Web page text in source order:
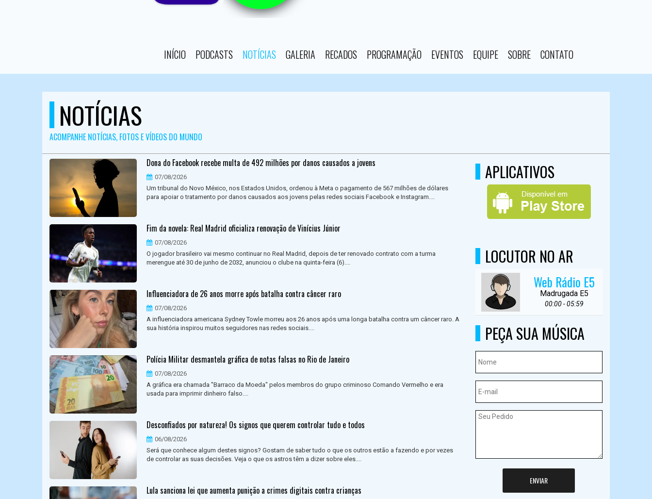
INÍCIO PODCASTS NOTÍCIAS GALERIA RECADOS PROGRAMAÇÃO EVENTOS EQUIPE SOBRE CONTATO
NOTÍCIAS
ACOMPANHE NOTÍCIAS, FOTOS E VÍDEOS DO MUNDO
Dona do Facebook recebe multa de 492 milhões por danos causados a jovens
07/08/2026
Um tribunal do Novo México, nos Estados Unidos, ordenou à Meta o pagamento de 567 milhões de dólares
para apoiar o tratamento por danos causados aos jovens pelas redes sociais Facebook e Instagram....
Fim da novela: Real Madrid oficializa renovação de Vinícius Júnior
07/08/2026
O jogador brasileiro vai mesmo continuar no Real Madrid, depois de ter renovado contrato com a turma
merengue até 30 de junho de 2032, anunciou o clube na quinta-feira (6)....
Influenciadora de 26 anos morre após batalha contra câncer raro
07/08/2026
A influenciadora americana Sydney Towle morreu aos 26 anos após uma longa batalha contra um câncer raro. A
sua história inspirou muitos seguidores nas redes sociais....
Polícia Militar desmantela gráfica de notas falsas no Rio de Janeiro
07/08/2026
A gráfica era chamada "Barraco da Moeda" pelos membros do grupo criminoso Comando Vermelho e era
usada para imprimir dinheiro falso....
Desconfiados por natureza! Os signos que querem controlar tudo e todos
06/08/2026
Será que conhece algum destes signos? Gostam de saber tudo o que os outros estão a fazendo e por vezes
de controlar as suas decisões. Veja o que os astros têm a dizer sobre eles....
Lula sanciona lei que aumenta punição a crimes digitais contra crianças
APLICATIVOS
LOCUTOR NO AR
Web Rádio E5
Madrugada E5
00:00 - 05:59
PEÇA SUA MÚSICA
ENVIAR